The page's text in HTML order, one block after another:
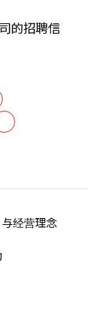
的招聘信
经营理念